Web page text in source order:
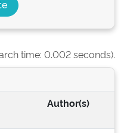
time: 0.002 seconds).
Author(s)